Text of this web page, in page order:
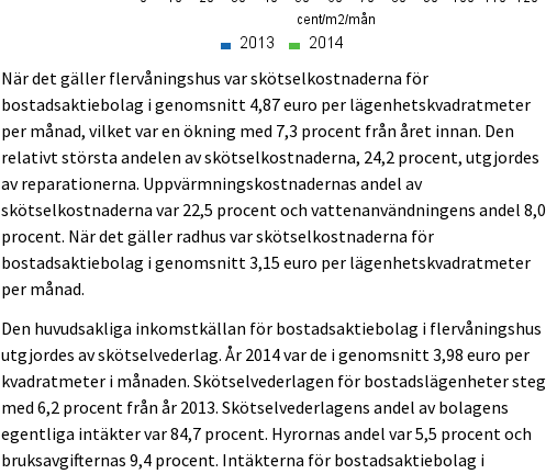
När det gäller flervåningshus var skötselkostnaderna för
bostadsaktiebolag i genomsnitt 4,87 euro per lägenhetskvadratmeter
per månad, vilket var en ökning med 7,3 procent från året innan. Den
relativt största andelen av skötselkostnaderna, 24,2 procent, utgjordes
av reparationerna. Uppvärmningskostnadernas andel av
skötselkostnaderna var 22,5 procent och vattenanvändningens andel 8,0
procent. När det gäller radhus var skötselkostnaderna för
bostadsaktiebolag i genomsnitt 3,15 euro per lägenhetskvadratmeter
per månad.
Den huvudsakliga inkomstkällan för bostadsaktiebolag i flervåningshus
utgjordes av skötselvederlag. År 2014 var de i genomsnitt 3,98 euro per
kvadratmeter i månaden. Skötselvederlagen för bostadslägenheter steg
med 6,2 procent från år 2013. Skötselvederlagens andel av bolagens
egentliga intäkter var 84,7 procent. Hyrornas andel var 5,5 procent och
bruksavgifternas 9,4 procent. Intäkterna för bostadsaktiebolag i